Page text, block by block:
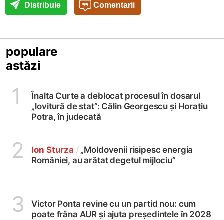
Distribuie Comentarii
populare
astăzi
1
Înalta Curte a deblocat procesul în dosarul
„lovitură de stat”: Călin Georgescu și Horațiu
Potra, în judecată
2 Ion Sturza /„Moldovenii risipesc energia
României, au arătat degetul mijlociu”
3
Victor Ponta revine cu un partid nou: cum
poate frâna AUR și ajuta președintele în 2028